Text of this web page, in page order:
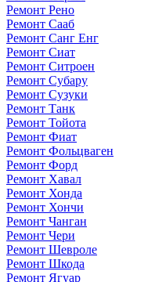
Ремонт Рено
Ремонт Сааб
Ремонт Санг Енг
Ремонт Сиат
Ремонт Ситроен
Ремонт Субару
Ремонт Сузуки
Ремонт Танк
Ремонт Тойота
Ремонт Фиат
Ремонт Фольцваген
Ремонт Форд
Ремонт Хавал
Ремонт Хонда
Ремонт Хончи
Ремонт Чанган
Ремонт Чери
Ремонт Шевроле
Ремонт Шкода
Ремонт Ягуар